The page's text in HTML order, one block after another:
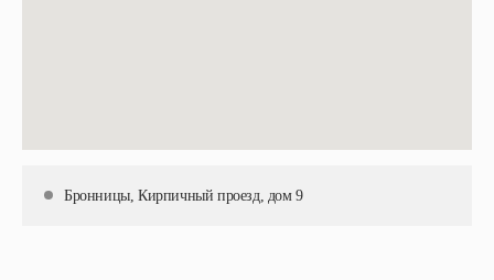
Бронницы, Кирпичный проезд, дом 9